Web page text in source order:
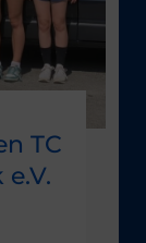
TC